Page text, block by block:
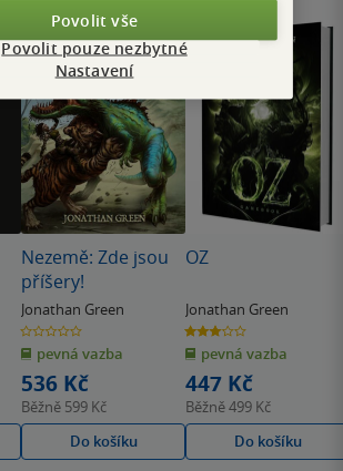
Nezemě: Zde jsou
příšery!
Jonathan Green
0.0
z
5
hvězdiček
pevná vazba
536 Kč
Běžně 599 Kč
Do košíku
OZ
Jonathan Green
3.0
z
5
hvězdiček
pevná vazba
447 Kč
Běžně499 Kč
Do košíku
Povolit vše
Povolit pouze nezbytné
Nastavení